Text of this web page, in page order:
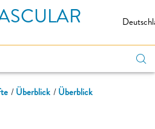
Überblick
Überblick